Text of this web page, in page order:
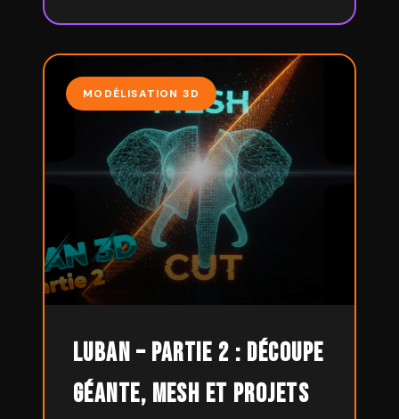
MODÉLISATION 3D
Luban – Partie 2 : Découpe
géante, Mesh et projets